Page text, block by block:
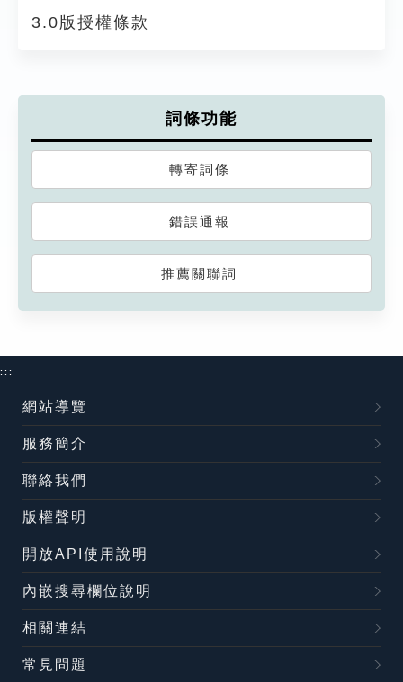
3.0版授權條款
詞條功能
轉寄詞條
錯誤通報
推薦關聯詞
:::
網站導覽
服務簡介
聯絡我們
版權聲明
開放API使用說明
內嵌搜尋欄位說明
相關連結
常見問題